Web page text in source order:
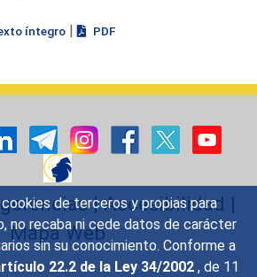
de terceros y propias para
no recaba ni cede datos de carácter
sin su conocimiento. Conforme a
22.2 de la Ley 34/2002 , de 11
íntegro | PDF
|Accesibilidad |
Mapa Web